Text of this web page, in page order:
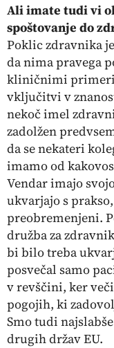
Ali imate tudi vi
spoštovanje do
Poklic zdravnika
da nima pravega
kliničnimi
vključitvi v
nekoč imel
zadolžen
da se nekateri
imamo od
Vendar imajo
ukvarjajo s
preobremenjeni.
družba za
bi bilo treba
posvečal samo
v revščini, ker
pogojih, ki
Smo tudi
drugih držav EU.